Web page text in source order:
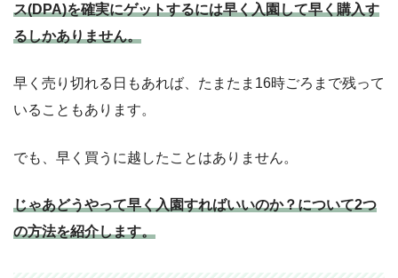
ス(DPA)を確実にゲットするには早く入園して早く購入す
るしかありません。
早く売り切れる日もあれば、たまたま16時ごろまで残って
いることもあります。
でも、早く買うに越したことはありません。
じゃあどうやって早く入園すればいいのか？について2つ
の方法を紹介します。